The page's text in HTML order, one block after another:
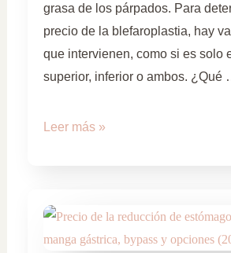
grasa de los párpados. Para
precio de la blefaroplastia, hay
que intervienen, como si es solo
superior, inferior o ambos. ¿Qué
Leer más »